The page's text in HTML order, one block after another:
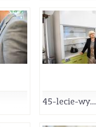
45-lecie-wy...